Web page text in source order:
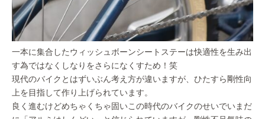
一本に集合したウィッシュボーンシートステーは快適性を生み出
す為ではなくしなりをさらになくすため！笑
現代のバイクとはずいぶん考え方が違いますが、ひたすら剛性向
上を目指して作り上げられています。
良く進むけどめちゃくちゃ固いこの時代のバイクのせいでいまだ